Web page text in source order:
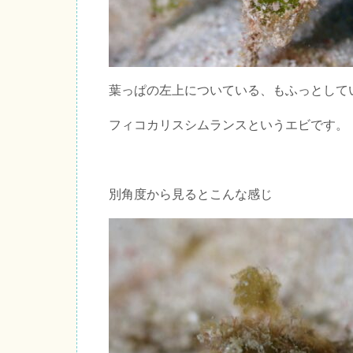
葉っぱの左上についている、もふっとして
フィコカリスシムランスというエビです。
別角度から見るとこんな感じ